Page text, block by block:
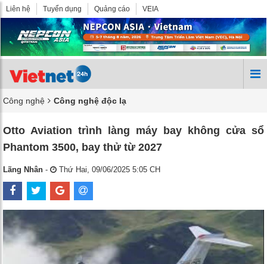
Liên hệ Tuyển dụng Quảng cáo VEIA
Công nghệ Công nghệ độc lạ
Otto Aviation trình làng máy bay không cửa sổ
Phantom 3500, bay thử từ 2027
Lãng Nhân - Thứ Hai, 09/06/2025 5:05 CH